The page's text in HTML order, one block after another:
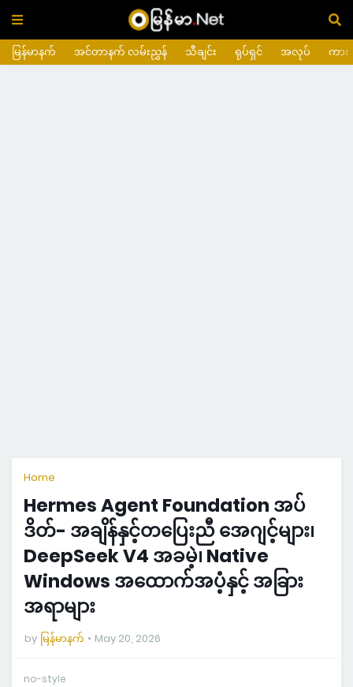
မြန်မာနက် အင်တာနက် လမ်းညွှန် သီချင်း ရုပ်ရှင် အလုပ် ကား
Home
Hermes Agent Foundation အပ်
ဒိတ်- အချိန်နှင့်တပြေးညီ အေဂျင့်များ၊
DeepSeek V4 အခမဲ့၊ Native
Windows အထောက်အပံ့နှင့် အခြား
အရာများ
by မြန်မာနက် May 20, 2026
no-style